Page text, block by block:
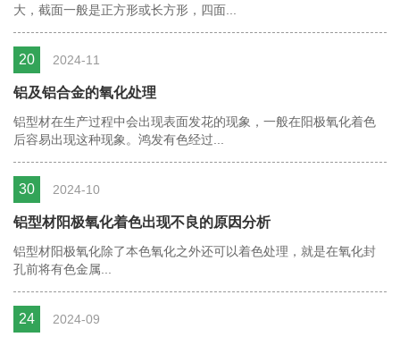
大，截面一般是正方形或长方形，四面...
20 2024-11
铝及铝合金的氧化处理
铝型材在生产过程中会出现表面发花的现象，一般在阳极氧化着色
后容易出现这种现象。鸿发有色经过...
30 2024-10
铝型材阳极氧化着色出现不良的原因分析
铝型材阳极氧化除了本色氧化之外还可以着色处理，就是在氧化封
孔前将有色金属...
24 2024-09